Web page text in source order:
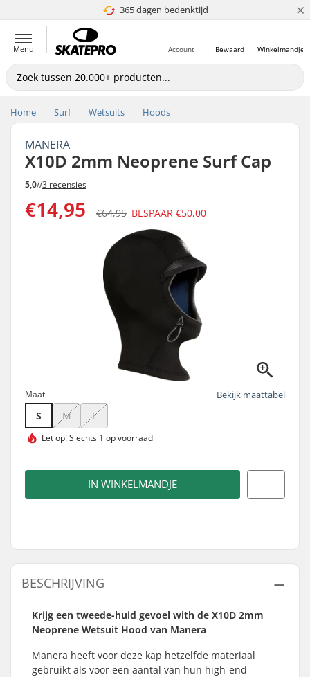
365 dagen bedenktijd
4.8 van 5 ×
Menu Winkelmandje
Bewaard
Account
Home Surf Wetsuits Hoods
MANERA
X10D 2mm Neoprene Surf Cap
5,0//3 recensies
€14,95 €64,95 BESPAAR €50,00
Maat Bekijk maattabel
S M L
Let op!Slechts 1 op voorraad
IN WINKELMANDJE
BESCHRIJVING
Krijg een tweede-huid gevoel with de X10D 2mm
Neoprene Wetsuit Hood van Manera
Manera heeft voor deze kap hetzelfde materiaal
gebruikt als voor een aantal van hun high-end